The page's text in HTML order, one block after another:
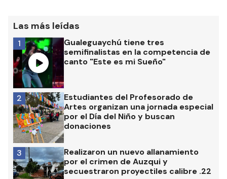
Las más leídas
Gualeguaychú tiene tres
semifinalistas en la competencia de
canto "Este es mi Sueño"
1
Estudiantes del Profesorado de
Artes organizan una jornada especial
por el Día del Niño y buscan
donaciones
2
Realizaron un nuevo allanamiento
por el crimen de Auzqui y
secuestraron proyectiles calibre .22
3